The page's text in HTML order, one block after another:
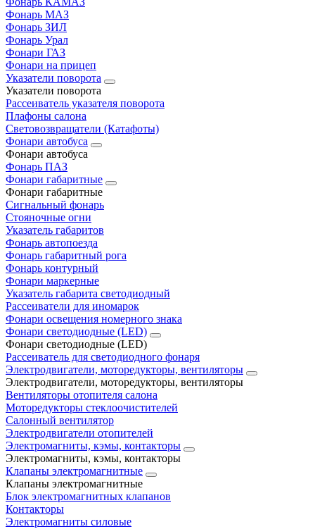
Фонарь МАЗ
Фонарь ЗИЛ
Фонарь Урал
Фонари ГАЗ
Фонари на прицеп
Указатели поворота
Указатели поворота
Рассеиватель указателя поворота
Плафоны салона
Световозвращатели (Катафоты)
Фонари автобуса
Фонари автобуса
Фонарь ПАЗ
Фонари габаритные
Фонари габаритные
Сигнальный фонарь
Стояночные огни
Указатель габаритов
Фонарь автопоезда
Фонарь габаритный рога
Фонарь контурный
Фонари маркерные
Указатель габарита светодиодный
Рассеиватели для иномарок
Фонари освещения номерного знака
Фонари светодиодные (LED)
Фонари светодиодные (LED)
Рассеиватель для светодиодного фонаря
Электродвигатели, моторедукторы, вентиляторы
Электродвигатели, моторедукторы, вентиляторы
Вентиляторы отопителя салона
Моторедукторы стеклоочистителей
Салонный вентилятор
Электродвигатели отопителей
Электромагниты, кэмы, контакторы
Электромагниты, кэмы, контакторы
Клапаны электромагнитные
Клапаны электромагнитные
Блок электромагнитных клапанов
Контакторы
Электромагниты силовые